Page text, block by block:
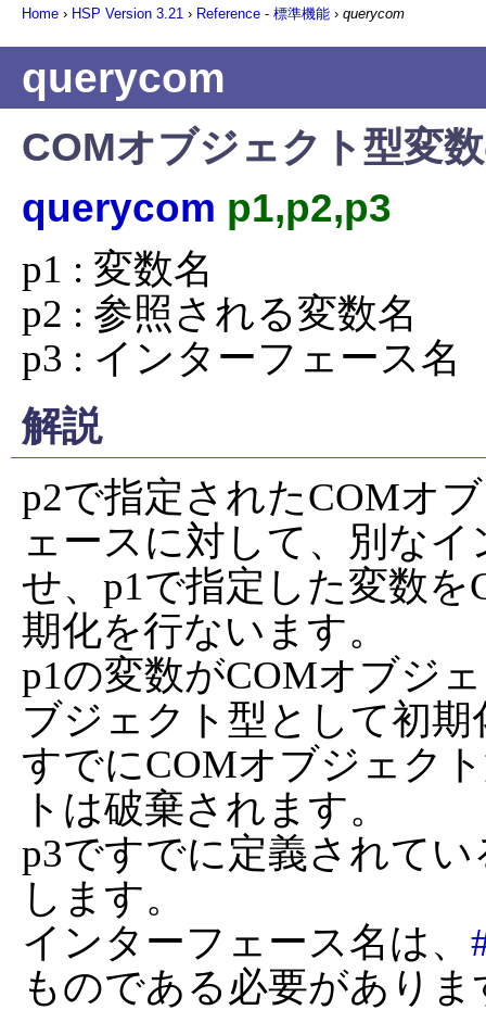
Home › HSP Version 3.21 › Reference - 標準機能 › querycom
querycom
COMオブジェクト型変
querycom p1,p2,p3
p1 : 変数名
p2 : 参照される変数名
p3 : インターフェース名
解説
p2で指定されたCOMオ
ェースに対して、別な
せ、p1で指定した変数
期化を行ないます。
p1の変数がCOMオブジ
ブジェクト型として初
すでにCOMオブジェク
トは破棄されます。
p3ですでに定義されて
します。
インターフェース名は、
ものである必要がありま